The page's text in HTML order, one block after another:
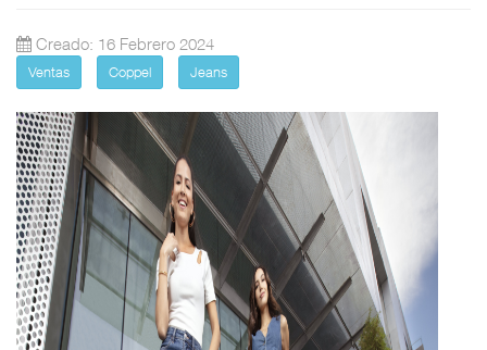
Creado: 16 Febrero 2024
Ventas Coppel Jeans